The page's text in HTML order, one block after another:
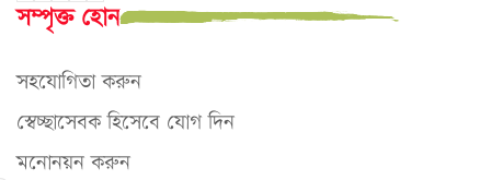
সম্পৃক্ত হোন
সহযোগিতা করুন
স্বেচ্ছাসেবক হিসেবে যোগ দিন
মনোনয়ন করুন